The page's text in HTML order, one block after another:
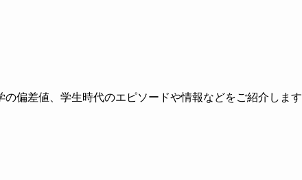
偏差値、学生時代のエピソードや情報などをご紹介します